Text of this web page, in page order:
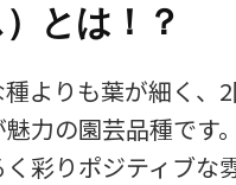
とは！？
よりも葉が細く、
力の園芸品種です
彩りポジティブな